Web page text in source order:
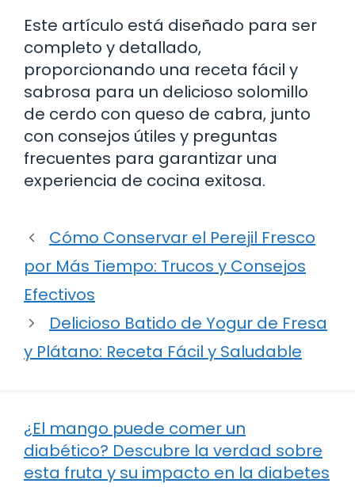
Este artículo está diseñado para ser
completo y detallado,
proporcionando una receta fácil y
sabrosa para un delicioso solomillo
de cerdo con queso de cabra, junto
con consejos útiles y preguntas
frecuentes para garantizar una
experiencia de cocina exitosa.
Cómo Conservar el Perejil Fresco
por Más Tiempo: Trucos y Consejos
Efectivos
Delicioso Batido de Yogur de Fresa
y Plátano: Receta Fácil y Saludable
¿El mango puede comer un
diabético? Descubre la verdad sobre
esta fruta y su impacto en la diabetes